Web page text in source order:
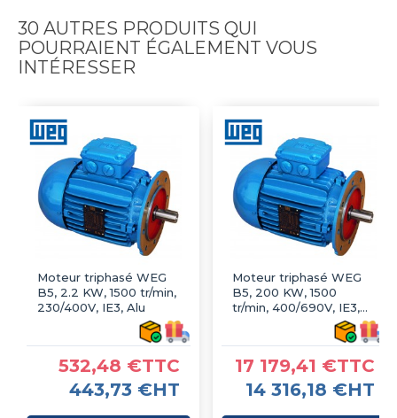
30 AUTRES PRODUITS QUI
POURRAIENT ÉGALEMENT VOUS
INTÉRESSER
Moteur triphasé WEG
B5, 2.2 KW, 1500 tr/min,
230/400V, IE3, Alu
532,48 €TTC
443,73 €HT
Moteur triphasé WEG
B5, 200 KW, 1500
tr/min, 400/690V, IE3,
17 179,41 €TTC
14 316,18 €HT